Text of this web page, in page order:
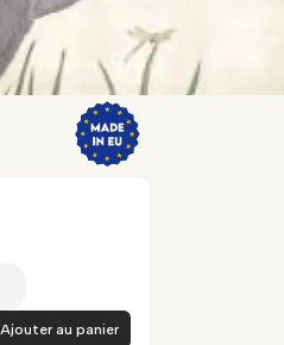
Ajouter au panier